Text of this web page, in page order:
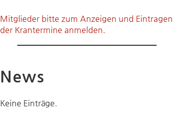
Mitglieder bitte zum Anzeigen und Eintragen
der Krantermine anmelden.
News
Keine Einträge.